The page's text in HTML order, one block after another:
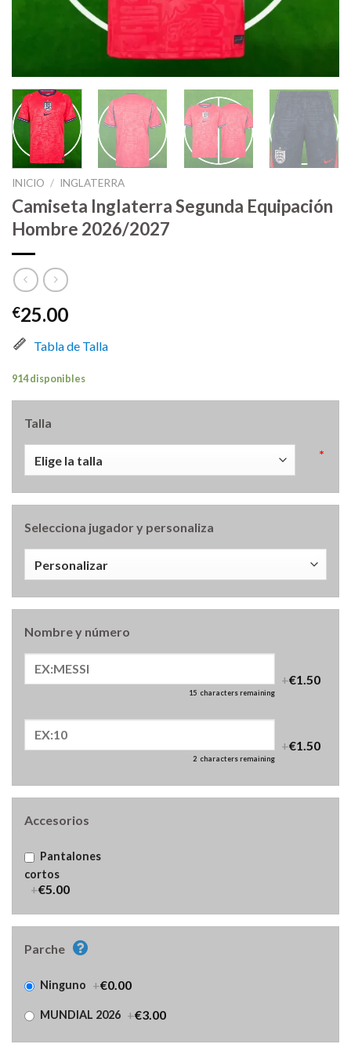
INICIO / INGLATERRA
Camiseta Inglaterra Segunda Equipación
Hombre 2026/2027
€25.00
Tabla de Talla
914 disponibles
Talla
*
Selecciona jugador y personaliza
Nombre y número
15 characters remaining
+€1.50
2 characters remaining
+€1.50
Accesorios
Pantalones
cortos
+€5.00
Parche
Ninguno +€0.00
MUNDIAL 2026 +€3.00